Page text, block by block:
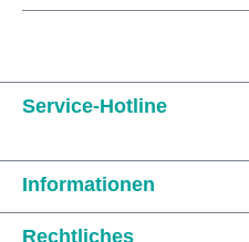
Service-Hotline
Informationen
Rechtliches